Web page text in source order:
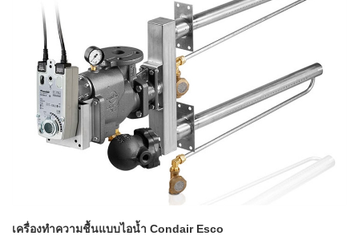
เครื่องทำความชื้นแบบไอน้ำ Condair Esco